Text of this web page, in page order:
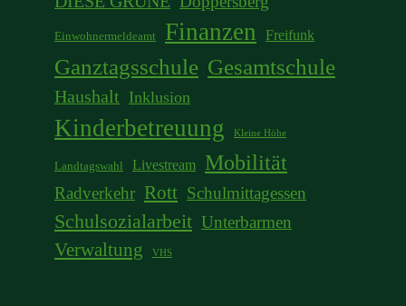
Einwohnermeldeamt Finanzen Freifunk
Ganztagsschule Gesamtschule
Haushalt Inklusion
Kinderbetreuung Kleine Höhe
Landtagswahl Livestream Mobilität
Radverkehr Rott Schulmittagessen
Schulsozialarbeit Unterbarmen
Verwaltung VHS